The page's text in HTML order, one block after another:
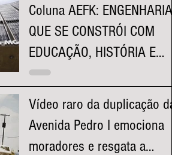
Coluna AEFK: ENGENHARIA
QUE SE CONSTRÓI COM
EDUCAÇÃO, HISTÓRIA E
REPRESENTATIVIDADE
Vídeo raro da duplicação da
Avenida Pedro I emociona
moradores e resgata a